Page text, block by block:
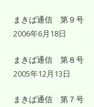
まきば通信 第９号
2006年6月18日
まきば通信 第８号
2005年12月13日
まきば通信 第７号